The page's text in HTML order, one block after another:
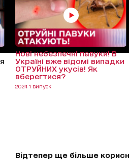
Нові небезпечні павуки! В
Україні вже відомі випадки
ОТРУЙНИХ укусів! Як
вберегтися?
2024 1 випуск
Відтепер ще більше